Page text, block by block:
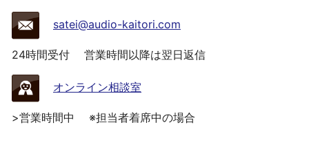
satei@audio-kaitori.com
24時間受付 営業時間以降は翌日返信
オンライン相談室
>営業時間中 ※担当者着席中の場合